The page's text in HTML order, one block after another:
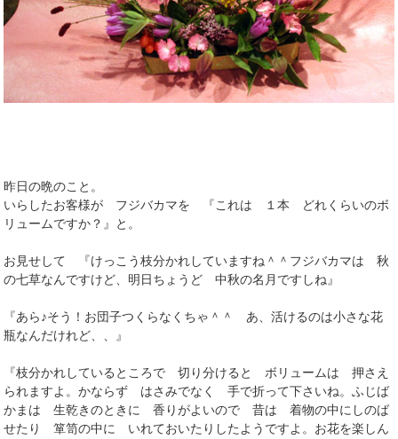
昨日の晩のこと。
いらしたお客様が フジバカマを 『これは １本 どれくらいのボ
リュームですか？』と。
お見せして 『けっこう枝分かれしていますね＾＾フジバカマは 秋
の七草なんですけど、明日ちょうど 中秋の名月ですしね』
『あら♪そう！お団子つくらなくちゃ＾＾ あ、活けるのは小さな花
瓶なんだけれど、、』
『枝分かれしているところで 切り分けると ボリュームは 押さえ
られますよ。かならず はさみでなく 手で折って下さいね。ふじば
かまは 生乾きのときに 香りがよいので 昔は 着物の中にしのば
せたり 箪笥の中に いれておいたりしたようですよ。お花を楽しん